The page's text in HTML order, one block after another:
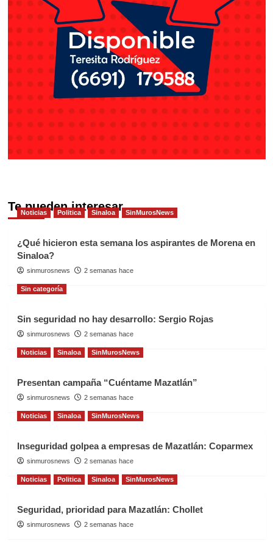
Te pueden interesar
Noticias Politica Sinaloa SinMurosNews
¿Qué hicieron esta semana los aspirantes de Morena en
Sinaloa?
sinmurosnews 2 semanas hace
Sin categoría
Sin seguridad no hay desarrollo: Sergio Rojas
sinmurosnews 2 semanas hace
Noticias Sinaloa SinMurosNews
Presentan campaña “Cuéntame Mazatlán”
sinmurosnews 2 semanas hace
Noticias Sinaloa SinMurosNews
Inseguridad golpea a empresas de Mazatlán: Coparmex
sinmurosnews 2 semanas hace
Noticias Politica Sinaloa SinMurosNews
Seguridad, prioridad para Mazatlán: Chollet
sinmurosnews 2 semanas hace